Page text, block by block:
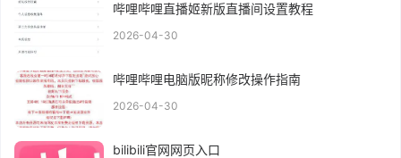
哔哩哔哩直播姬新版直播间设置教程
2026-04-30
哔哩哔哩电脑版昵称修改操作指南
2026-04-30
bilibili官网网页入口